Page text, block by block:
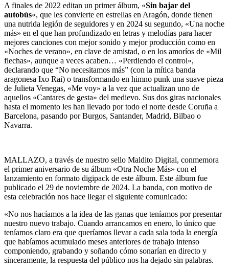
A finales de 2022 editan un primer álbum, «Sin bajar del
autobús«, que les convierte en estrellas en Aragón, donde tienen
una nutrida legión de seguidores y en 2024 su segundo, «Una noche
más» en el que han profundizado en letras y melodías para hacer
mejores canciones con mejor sonido y mejor producción como en
«Noches de verano», en clave de amistad, o en los amoríos de «Mil
flechas», aunque a veces acaben… «Perdiendo el control»,
declarando que “No necesitamos más” (con la mítica banda
aragonesa Ixo Rai) o transformando en himno punk una suave pieza
de Julieta Venegas, «Me voy» a la vez que actualizan uno de
aquellos «Cantares de gesta» del medievo. Sus dos giras nacionales
hasta el momento les han llevado por todo el norte desde Coruña a
Barcelona, pasando por Burgos, Santander, Madrid, Bilbao o
Navarra.
MALLAZO, a través de nuestro sello Maldito Digital, conmemora
el primer aniversario de su álbum «Otra Noche Más» con el
lanzamiento en formato digipack de este álbum. Este álbum fue
publicado el 29 de noviembre de 2024. La banda, con motivo de
esta celebración nos hace llegar el siguiente comunicado:
«No nos hacíamos a la idea de las ganas que teníamos por presentar
nuestro nuevo trabajo. Cuando arrancamos en enero, lo único que
teníamos claro era que queríamos llevar a cada sala toda la energía
que habíamos acumulado meses anteriores de trabajo intenso
componiendo, grabando y soñando cómo sonarían en directo y
sinceramente, la respuesta del público nos ha dejado sin palabras.